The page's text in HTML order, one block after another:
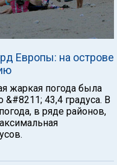
Европы: на острове
жаркая погода была
43,4 градуса. В
в ряде районов,